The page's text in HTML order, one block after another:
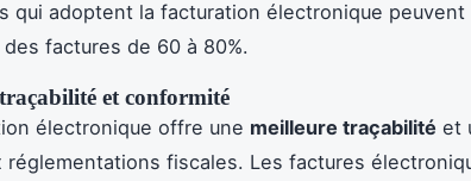
qui adoptent la facturation électronique
factures de 60 à 80%.
et conformité
électronique offre une meilleure traçabilité et
réglementations fiscales. Les factures